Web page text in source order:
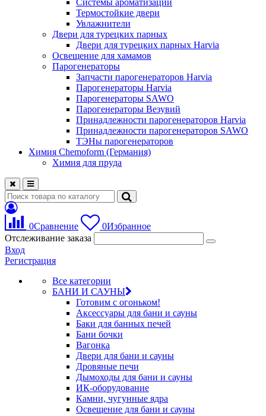
Системы ароматизации
Термостойкие двери
Увлажнители
Двери для турецких парных
Двери для турецких парных Harvia
Освещение для хамамов
Парогенераторы
Запчасти парогенераторов Harvia
Парогенераторы Harvia
Парогенераторы SAWO
Парогенераторы Везувий
Принадлежности парогенераторов Harvia
Принадлежности парогенераторов SAWO
ТЭНы парогенераторов
Химия Chemoform (Германия)
Химия для пруда
0Сравнение 0Избранное
Отслеживание заказа
Вход
Регистрация
Все категории
БАНИ И САУНЫ
Готовим с огоньком!
Аксессуары для бани и сауны
Баки для банных печей
Бани бочки
Вагонка
Двери для бани и сауны
Дровяные печи
Дымоходы для бани и сауны
ИК-оборудование
Камни, чугунные ядра
Освещение для бани и сауны